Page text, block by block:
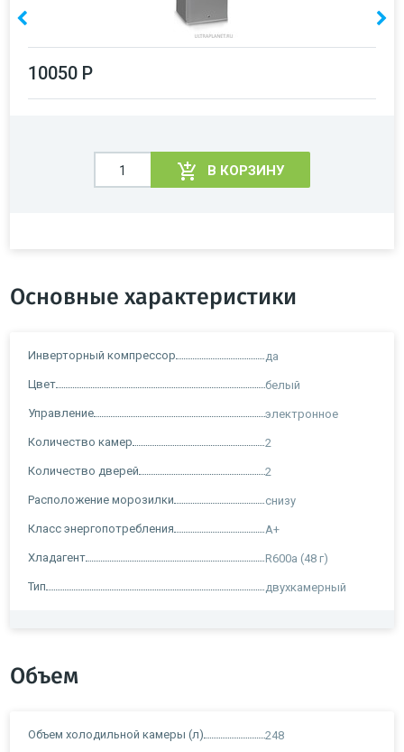
10050 Р
В КОРЗИНУ
Основные характеристики
Инверторный компрессор да
Цвет белый
Управление электронное
Количество камер 2
Количество дверей 2
Расположение морозилки снизу
Класс энергопотребления A+
Хладагент R600a (48 г)
Тип двухкамерный
Объем
Объем холодильной камеры (л) 248